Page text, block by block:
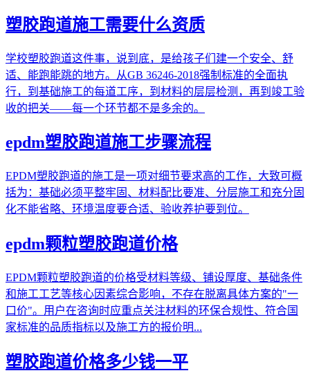
塑胶跑道施工需要什么资质
学校塑胶跑道这件事，说到底，是给孩子们建一个安全、舒
适、能跑能跳的地方。从GB 36246-2018强制标准的全面执
行，到基础施工的每道工序，到材料的层层检测，再到竣工验
收的把关——每一个环节都不是多余的。
epdm塑胶跑道施工步骤流程
EPDM塑胶跑道的施工是一项对细节要求高的工作，大致可概
括为：基础必须平整牢固、材料配比要准、分层施工和充分固
化不能省略、环境温度要合适、验收养护要到位。
epdm颗粒塑胶跑道价格
EPDM颗粒塑胶跑道的价格受材料等级、铺设厚度、基础条件
和施工工艺等核心因素综合影响，不存在脱离具体方案的"一
口价"。用户在咨询时应重点关注材料的环保合规性、符合国
家标准的品质指标以及施工方的报价明...
塑胶跑道价格多少钱一平